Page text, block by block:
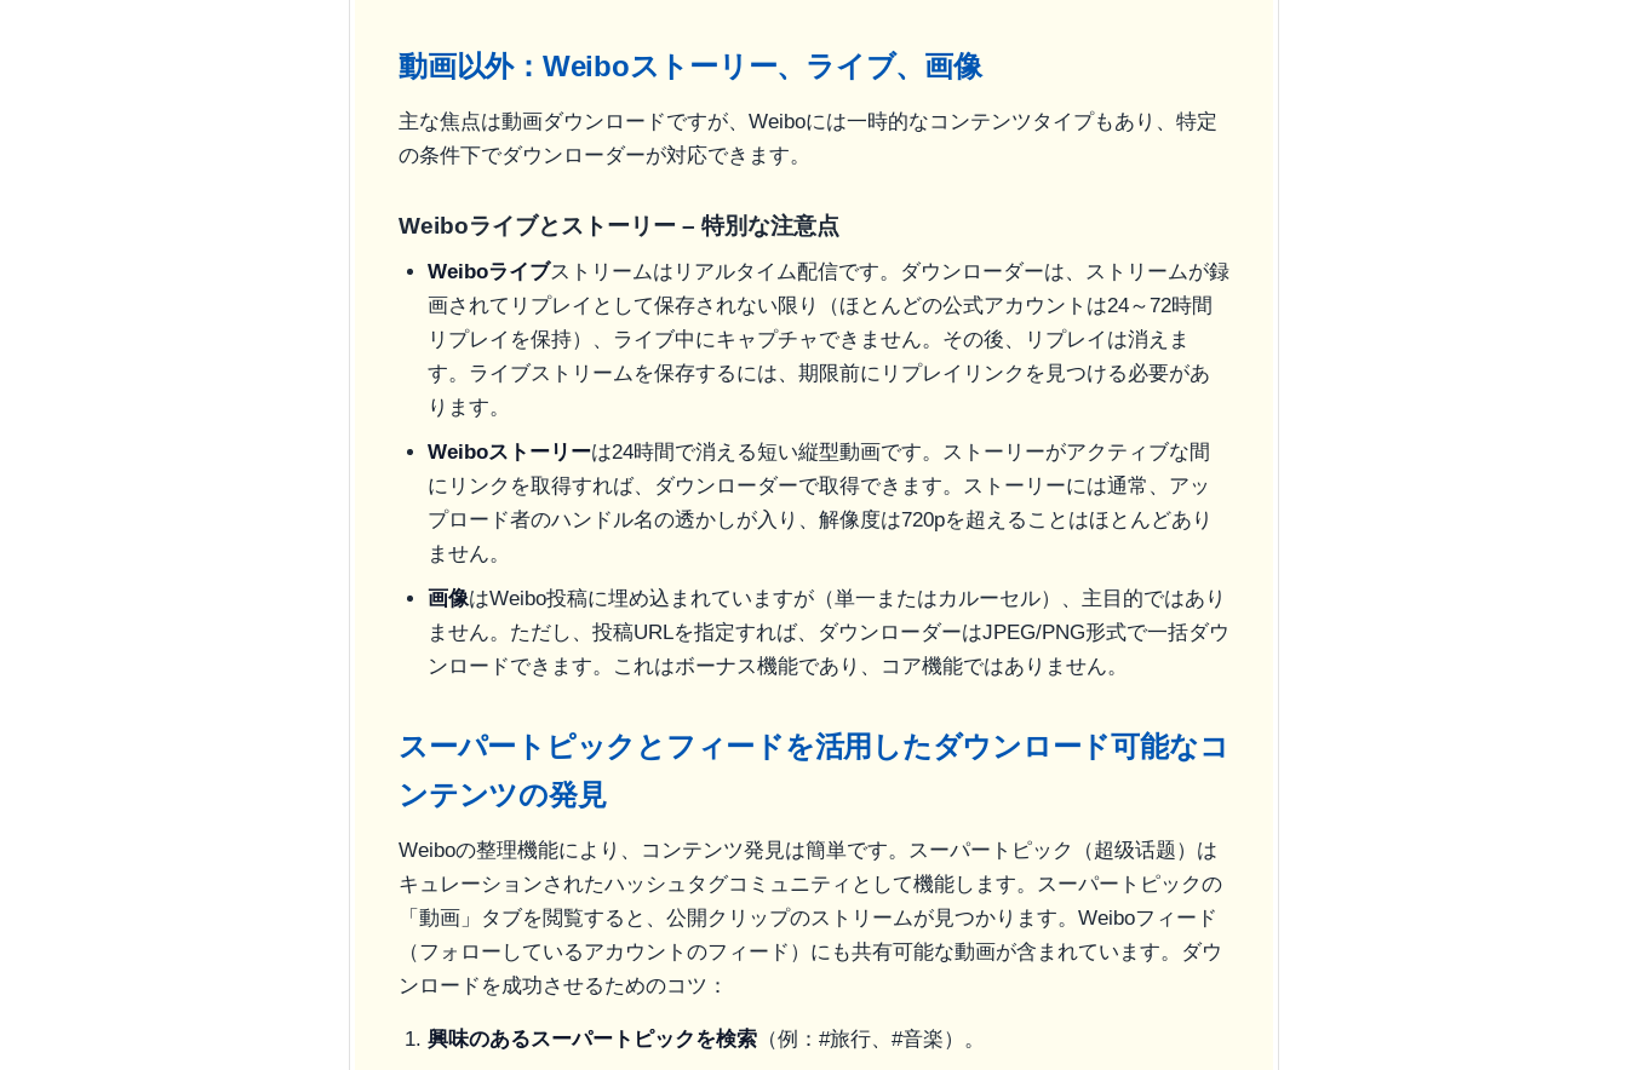
動画以外：Weiboストーリー、ライブ、画像
主な焦点は動画ダウンロードですが、Weiboには一時的なコンテンツタイプもあり、特定
の条件下でダウンローダーが対応できます。
Weiboライブとストーリー – 特別な注意点
Weiboライブストリームはリアルタイム配信です。ダウンローダーは、ストリームが録
画されてリプレイとして保存されない限り（ほとんどの公式アカウントは24～72時間
リプレイを保持）、ライブ中にキャプチャできません。その後、リプレイは消えま
す。ライブストリームを保存するには、期限前にリプレイリンクを見つける必要があ
ります。
Weiboストーリーは24時間で消える短い縦型動画です。ストーリーがアクティブな間
にリンクを取得すれば、ダウンローダーで取得できます。ストーリーには通常、アッ
プロード者のハンドル名の透かしが入り、解像度は720pを超えることはほとんどあり
ません。
画像はWeibo投稿に埋め込まれていますが（単一またはカルーセル）、主目的ではあり
ません。ただし、投稿URLを指定すれば、ダウンローダーはJPEG/PNG形式で一括ダウ
ンロードできます。これはボーナス機能であり、コア機能ではありません。
スーパートピックとフィードを活用したダウンロード可能なコ
ンテンツの発見
Weiboの整理機能により、コンテンツ発見は簡単です。スーパートピック（超级话题）は
キュレーションされたハッシュタグコミュニティとして機能します。スーパートピックの
「動画」タブを閲覧すると、公開クリップのストリームが見つかります。Weiboフィード
（フォローしているアカウントのフィード）にも共有可能な動画が含まれています。ダウ
ンロードを成功させるためのコツ：
興味のあるスーパートピックを検索 （例：#旅行、#音楽）。